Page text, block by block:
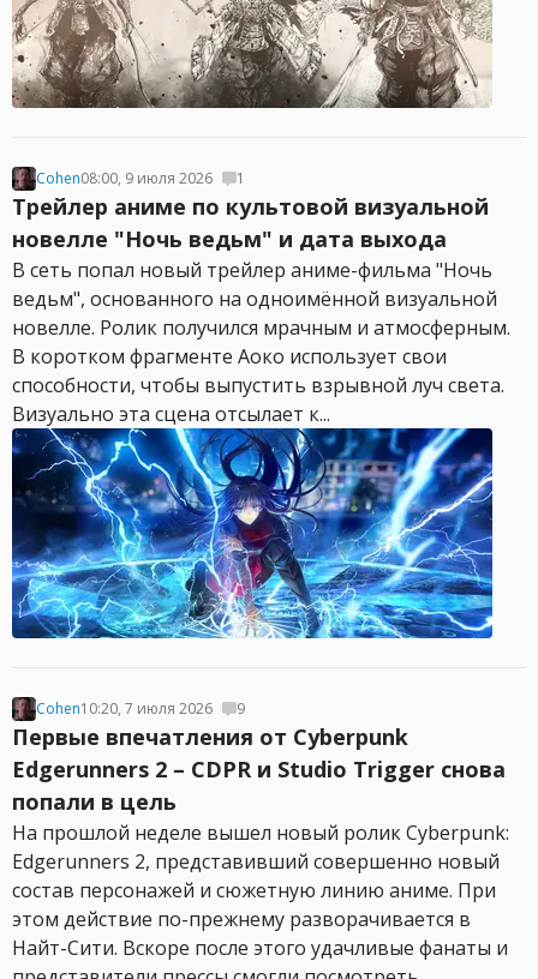
Cohen08:00, 9 июля 2026 1
Трейлер аниме по культовой визуальной
новелле "Ночь ведьм" и дата выхода
В сеть попал новый трейлер аниме-фильма "Ночь
ведьм", основанного на одноимённой визуальной
новелле. Ролик получился мрачным и атмосферным.
В коротком фрагменте Аоко использует свои
способности, чтобы выпустить взрывной луч света.
Визуально эта сцена отсылает к...
Cohen10:20, 7 июля 2026 9
Первые впечатления от Cyberpunk
Edgerunners 2 – CDPR и Studio Trigger снова
попали в цель
На прошлой неделе вышел новый ролик Cyberpunk:
Edgerunners 2, представивший совершенно новый
состав персонажей и сюжетную линию аниме. При
этом действие по-прежнему разворачивается в
Найт-Сити. Вскоре после этого удачливые фанаты и